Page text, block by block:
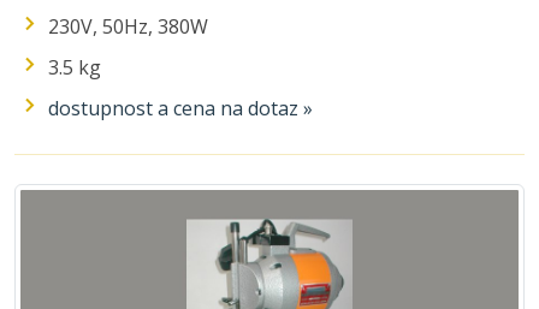
230V, 50Hz, 380W
3.5 kg
dostupnost a cena na dotaz »